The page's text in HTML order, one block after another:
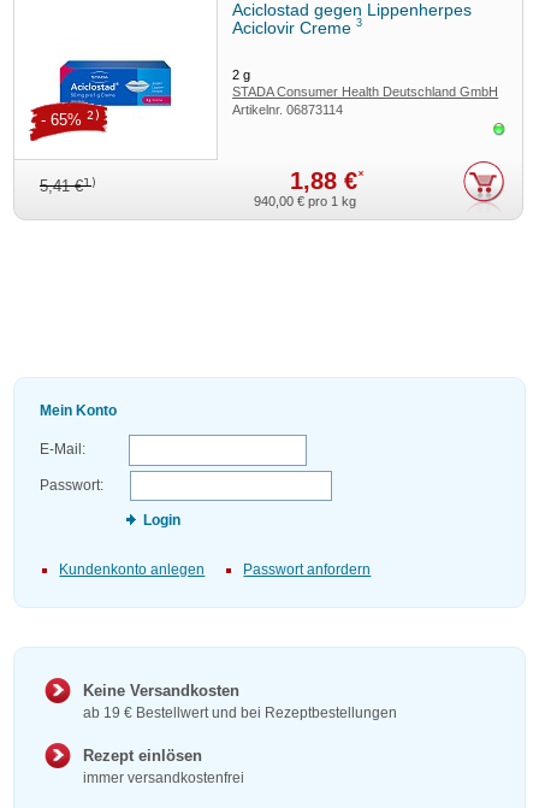
Aciclostad gegen Lippenherpes
Aciclovir Creme3
2g
STADA Consumer Health Deutschland GmbH
Artikelnr.06873114
5,41 €1) 1,88 €*
- 65% 2)
940,00 € pro 1 kg
Mein Konto
E-Mail:
Passwort:
Login
Kundenkonto anlegen Passwort anfordern
Keine Versandkosten
ab 19 € Bestellwert und bei Rezeptbestellungen
Rezept einlösen
immer versandkostenfrei